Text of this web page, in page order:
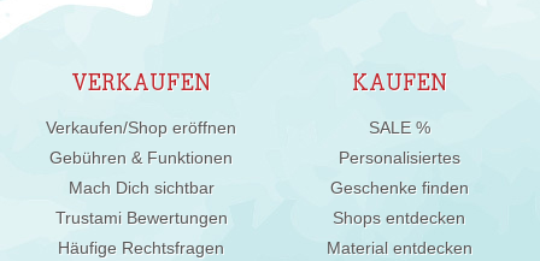
VERKAUFEN
Verkaufen/Shop eröffnen
Gebühren & Funktionen
Mach Dich sichtbar
Trustami Bewertungen
Häufige Rechtsfragen
KAUFEN
SALE %
Personalisiertes
Geschenke finden
Shops entdecken
Material entdecken